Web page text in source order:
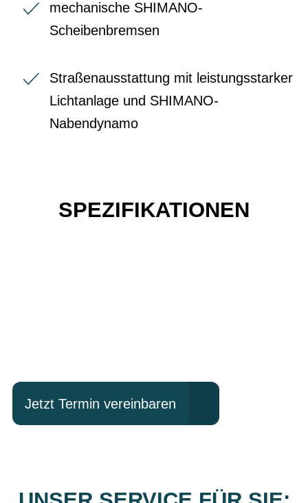
mechanische SHIMANO-
Scheibenbremsen
Straßenausstattung mit leistungsstarker
Lichtanlage und SHIMANO-
Nabendynamo
SPEZIFIKATIONEN
Jetzt Termin vereinbaren